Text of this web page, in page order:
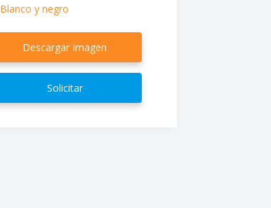
Blanco y negro
Descargar Imagen
Solicitar